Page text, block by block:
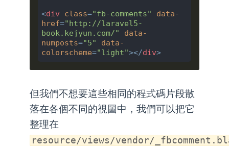
<div class="fb-comments"
data-
href="http://laravel5-
book.kejyun.com/"
data-
numposts="5"
data-
colorscheme="light"></div>
但我們不想要這些相同的程式碼片段散
落在各個不同的視圖中，我們可以把它
整理在
resource/views/vendor/